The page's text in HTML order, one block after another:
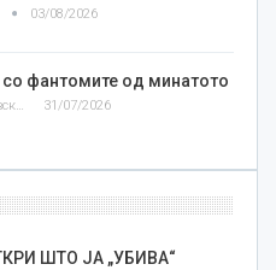
03/08/2026
со фантомите од минатото
31/07/2026
ШТО ЈА „УБИВА“